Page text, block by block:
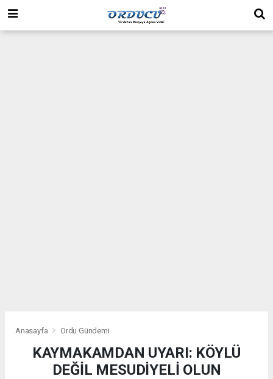
Anasayfa Ordu Gündemi
KAYMAKAMDAN UYARI: KÖYLÜ
DEĞİL MESUDİYELİ OLUN